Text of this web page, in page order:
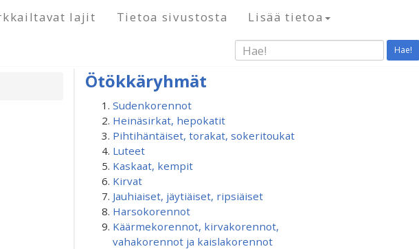
lajit Tietoa sivustosta Lisää tietoa
Hae!
Ötökkäryhmät
Sudenkorennot
Heinäsirkat, hepokatit
Pihtihäntäiset, torakat, sokeritoukat
Luteet
Kaskaat, kempit
Kirvat
Jauhiaiset, jäytiäiset, ripsiäiset
Harsokorennot
Käärmekorennot, kirvakorennot,
vahakorennot ja kaislakorennot